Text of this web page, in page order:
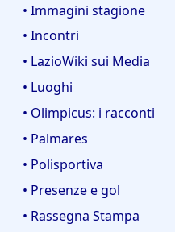
• Immagini stagione
• Incontri
• LazioWiki sui Media
• Luoghi
• Olimpicus: i racconti
• Palmares
• Polisportiva
• Presenze e gol
• Rassegna Stampa